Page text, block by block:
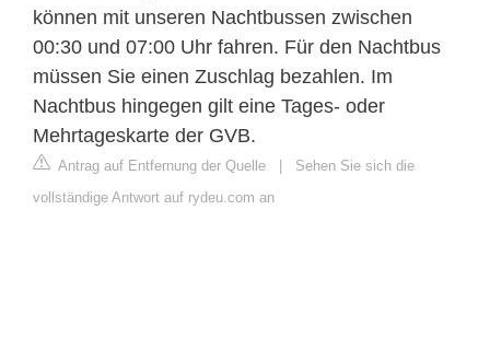
können mit unseren Nachtbussen zwischen
00:30 und 07:00 Uhr fahren. Für den Nachtbus
müssen Sie einen Zuschlag bezahlen. Im
Nachtbus hingegen gilt eine Tages- oder
Mehrtageskarte der GVB.
Antrag auf Entfernung der Quelle | Sehen Sie sich die
vollständige Antwort auf rydeu.com an